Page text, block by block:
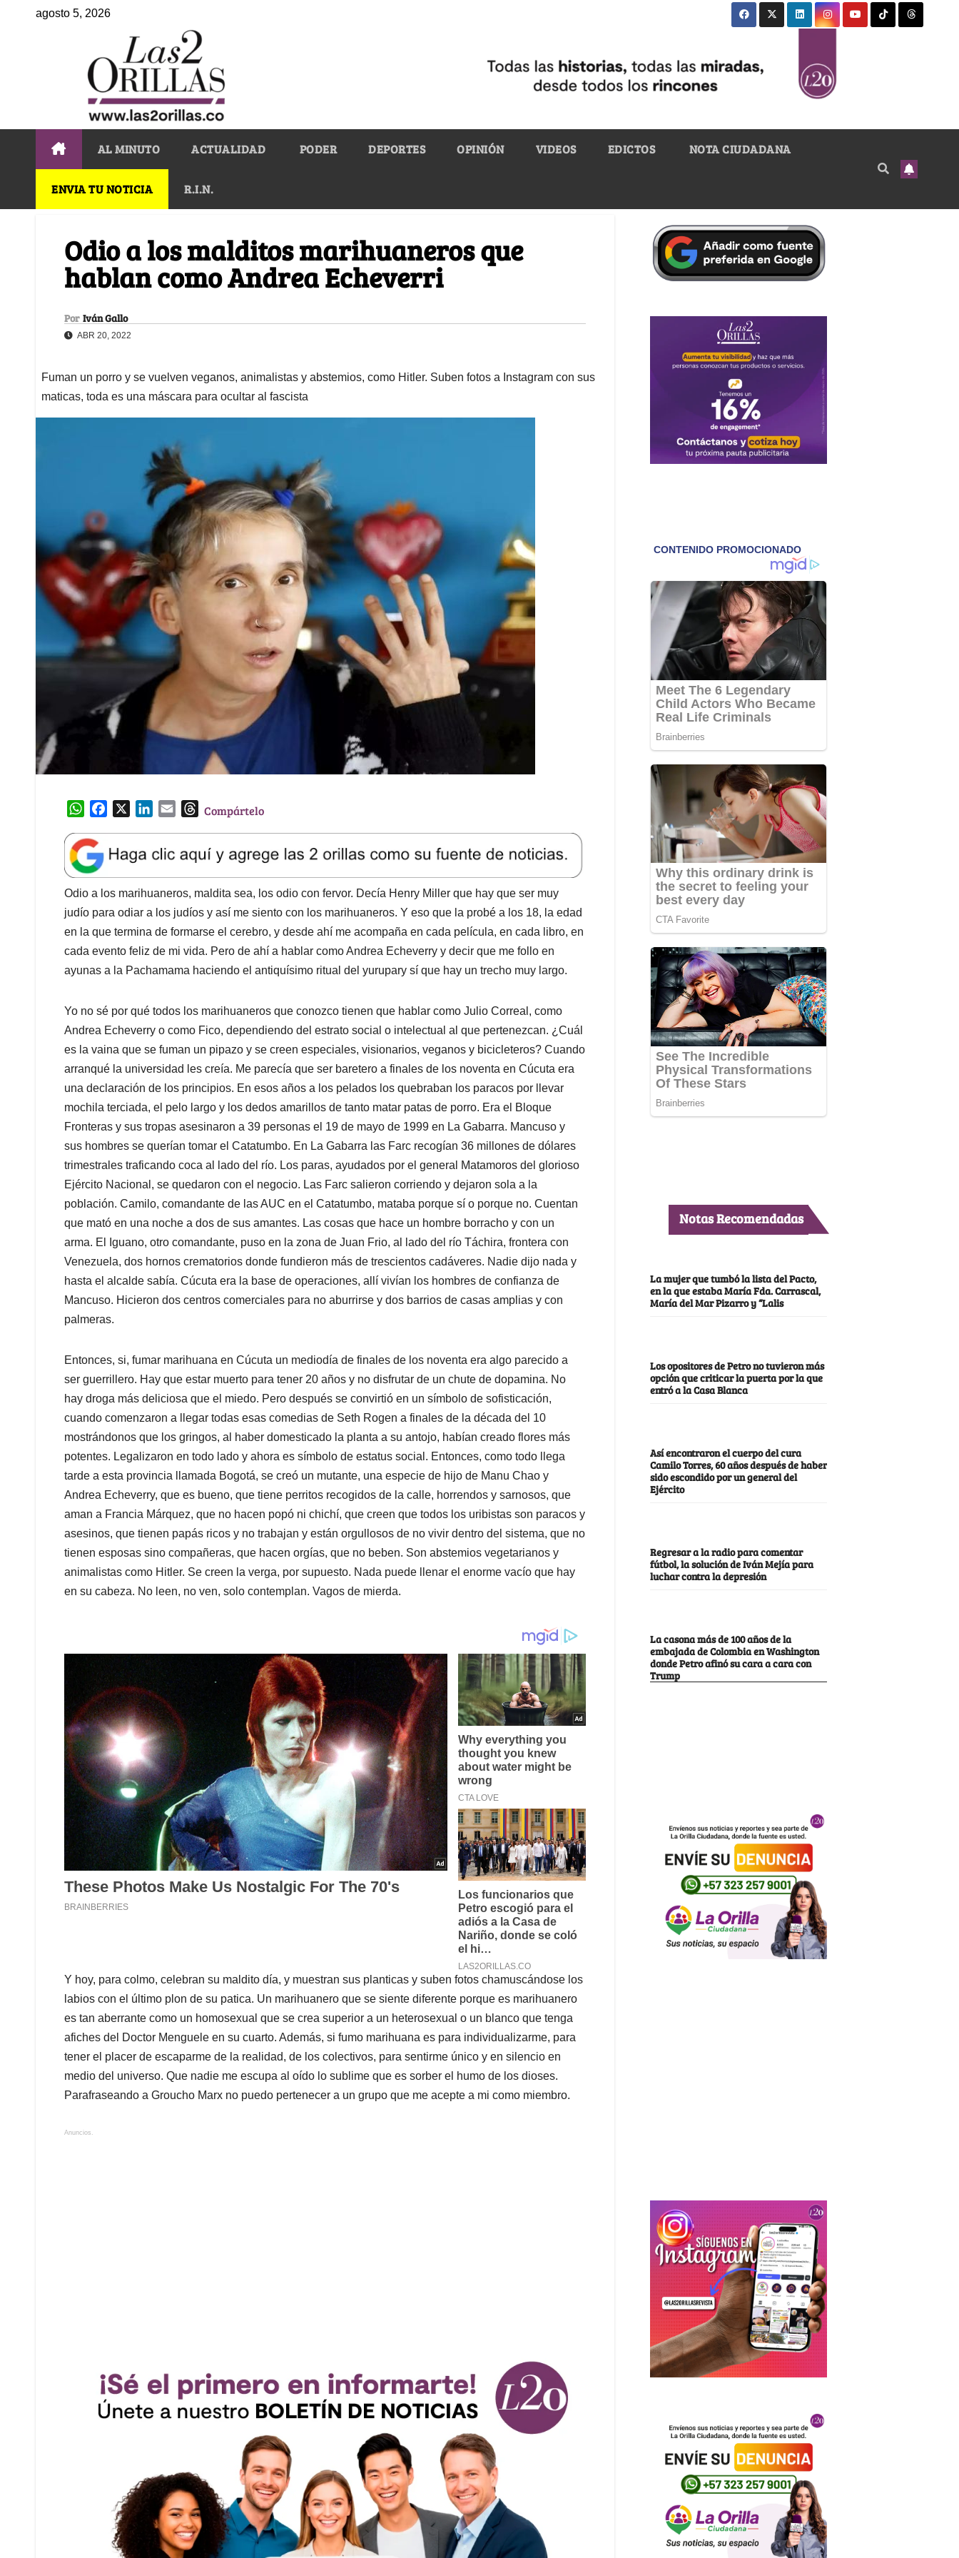
agosto 5, 2026
AL MINUTO ACTUALIDAD PODER DEPORTES OPINIÓN VIDEOS EDICTOS NOTA CIUDADANA
ENVIA TU NOTICIA R.I.N.
Odio a los malditos marihuaneros que
hablan como Andrea Echeverri
Por Iván Gallo
ABR 20, 2022
Fuman un porro y se vuelven veganos, animalistas y abstemios, como Hitler. Suben fotos a Instagram con sus
maticas, toda es una máscara para ocultar al fascista
W
a
t
s
A
p
p
e
b
o
o
k
k
e
d
n
l
T
e
a
d
s
Compártelo
Odio a los marihuaneros, maldita sea, los odio con fervor. Decía Henry Miller que hay que ser muy
judío para odiar a los judíos y así me siento con los marihuaneros. Y eso que la probé a los 18, la edad
en la que termina de formarse el cerebro, y desde ahí me acompaña en cada película, en cada libro, en
cada evento feliz de mi vida. Pero de ahí a hablar como Andrea Echeverry y decir que me follo en
ayunas a la Pachamama haciendo el antiquísimo ritual del yurupary sí que hay un trecho muy largo.
Yo no sé por qué todos los marihuaneros que conozco tienen que hablar como Julio Correal, como
Andrea Echeverry o como Fico, dependiendo del estrato social o intelectual al que pertenezcan. ¿Cuál
es la vaina que se fuman un pipazo y se creen especiales, visionarios, veganos y bicicleteros? Cuando
arranqué la universidad les creía. Me parecía que ser baretero a finales de los noventa en Cúcuta era
una declaración de los principios. En esos años a los pelados los quebraban los paracos por llevar
mochila terciada, el pelo largo y los dedos amarillos de tanto matar patas de porro. Era el Bloque
Fronteras y sus tropas asesinaron a 39 personas el 19 de mayo de 1999 en La Gabarra. Mancuso y
sus hombres se querían tomar el Catatumbo. En La Gabarra las Farc recogían 36 millones de dólares
trimestrales traficando coca al lado del río. Los paras, ayudados por el general Matamoros del glorioso
Ejército Nacional, se quedaron con el negocio. Las Farc salieron corriendo y dejaron sola a la
población. Camilo, comandante de las AUC en el Catatumbo, mataba porque sí o porque no. Cuentan
que mató en una noche a dos de sus amantes. Las cosas que hace un hombre borracho y con un
arma. El Iguano, otro comandante, puso en la zona de Juan Frio, al lado del río Táchira, frontera con
Venezuela, dos hornos crematorios donde fundieron más de trescientos cadáveres. Nadie dijo nada y
hasta el alcalde sabía. Cúcuta era la base de operaciones, allí vivían los hombres de confianza de
Mancuso. Hicieron dos centros comerciales para no aburrirse y dos barrios de casas amplias y con
palmeras.
Entonces, si, fumar marihuana en Cúcuta un mediodía de finales de los noventa era algo parecido a
ser guerrillero. Hay que estar muerto para tener 20 años y no disfrutar de un chute de dopamina. No
hay droga más deliciosa que el miedo. Pero después se convirtió en un símbolo de sofisticación,
cuando comenzaron a llegar todas esas comedias de Seth Rogen a finales de la década del 10
mostrándonos que los gringos, al haber domesticado la planta a su antojo, habían creado flores más
potentes. Legalizaron en todo lado y ahora es símbolo de estatus social. Entonces, como todo llega
tarde a esta provincia llamada Bogotá, se creó un mutante, una especie de hijo de Manu Chao y
Andrea Echeverry, que es bueno, que tiene perritos recogidos de la calle, horrendos y sarnosos, que
aman a Francia Márquez, que no hacen popó ni chichí, que creen que todos los uribistas son paracos y
asesinos, que tienen papás ricos y no trabajan y están orgullosos de no vivir dentro del sistema, que no
tienen esposas sino compañeras, que hacen orgías, que no beben. Son abstemios vegetarianos y
animalistas como Hitler. Se creen la verga, por supuesto. Nada puede llenar el enorme vacío que hay
en su cabeza. No leen, no ven, solo contemplan. Vagos de mierda.
Y hoy, para colmo, celebran su maldito día, y muestran sus planticas y suben fotos chamuscándose los
labios con el último plon de su patica. Un marihuanero que se siente diferente porque es marihuanero
es tan aberrante como un homosexual que se crea superior a un heterosexual o un blanco que tenga
afiches del Doctor Menguele en su cuarto. Además, si fumo marihuana es para individualizarme, para
tener el placer de escaparme de la realidad, de los colectivos, para sentirme único y en silencio en
medio del universo. Que nadie me escupa al oído lo sublime que es sorber el humo de los dioses.
Parafraseando a Groucho Marx no puedo pertenecer a un grupo que me acepte a mi como miembro.
Anuncios.
Notas Recomendadas
La mujer que tumbó la lista del Pacto,
en la que estaba María Fda. Carrascal,
María del Mar Pizarro y “Lalis
Los opositores de Petro no tuvieron más
opción que criticar la puerta por la que
entró a la Casa Blanca
Así encontraron el cuerpo del cura
Camilo Torres, 60 años después de haber
sido escondido por un general del
Ejército
Regresar a la radio para comentar
fútbol, la solución de Iván Mejía para
luchar contra la depresión
La casona más de 100 años de la
embajada de Colombia en Washington
donde Petro afinó su cara a cara con
Trump